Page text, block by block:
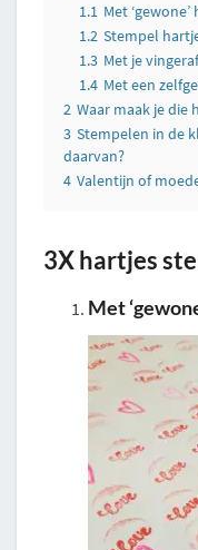
1.1 Met
1.2 Stempel
1.3 Met je
1.4 Met een
2 Waar maak je die
3 Stempelen in de
daarvan?
4 Valentijn of
3X hartjes
Met